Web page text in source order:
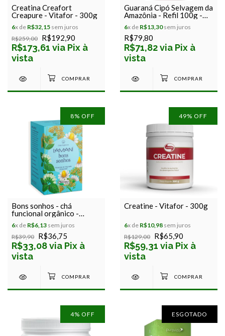
Creatina Creafort
Creapure - Vitafor - 300g
6x de R$32,15 sem juros
R$259,00 R$192,90
R$173,61 via Pix à
vista
Guaraná Cipó Selvagem da
Amazônia - Refil 100g -
MAD 4 Life
6x de R$13,30sem juros
R$79,80
R$71,82 via Pix à
vista
8% OFF
Bons sonhos - chá
funcional orgânico -
iamaní - 15 sachês x 1,5g -
22,5g
6x de R$6,13 sem juros
R$39,90 R$36,75
R$33,08 via Pix à
vista
49% OFF
Creatine - Vitafor - 300g
6x de R$10,98 sem juros
R$129,00 R$65,90
R$59,31 via Pix à
vista
4% OFF ESGOTADO